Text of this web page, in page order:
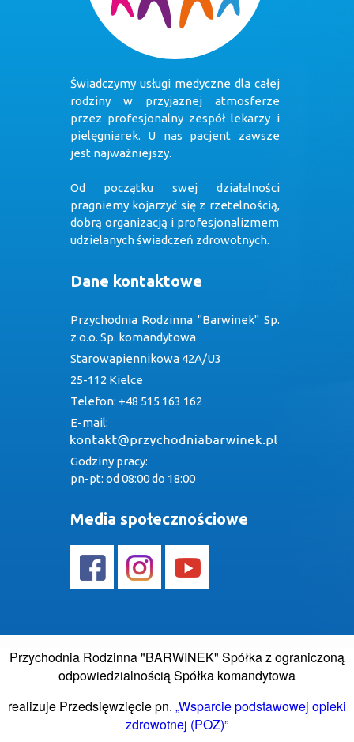
Świadczymy usługi medyczne dla całej
rodziny w przyjaznej atmosferze
przez profesjonalny zespół lekarzy i
pielęgniarek. U nas pacjent zawsze
jest najważniejszy.
Od początku swej działalności
pragniemy kojarzyć się z rzetelnością,
dobrą organizacją i profesjonalizmem
udzielanych świadczeń zdrowotnych.
Dane kontaktowe
Przychodnia Rodzinna "Barwinek" Sp.
z o.o. Sp. komandytowa
Starowapiennikowa 42A/U3
25-112 Kielce
Telefon: +48 515 163 162
E-mail:
Godziny pracy:
pn-pt: od 08:00 do 18:00
Media społecznościowe
Przychodnia Rodzinna "BARWINEK" Spółka z ograniczoną
odpowiedzialnością Spółka komandytowa
realizuje Przedsięwzięcie pn. „Wsparcie podstawowej opieki
zdrowotnej (POZ)”